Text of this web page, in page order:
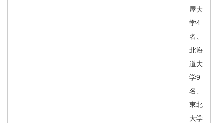
屋大
学4
名、
北海
道大
学9
名、
東北
大学